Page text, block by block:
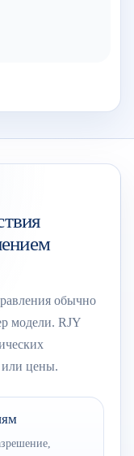
обычно
модели. RJY
или цены.